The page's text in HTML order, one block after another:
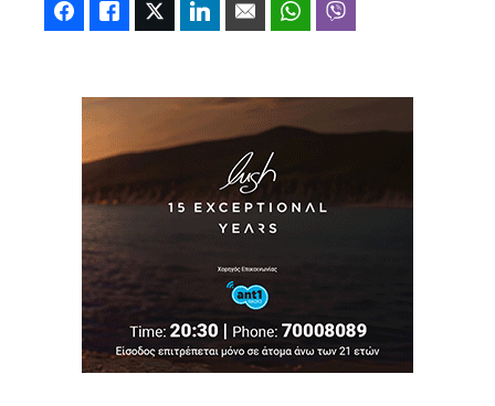
FacebookLike Twitter LinkedIn Email WhatsApp